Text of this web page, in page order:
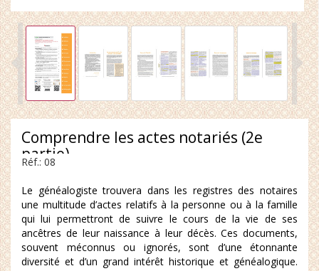
Comprendre les actes notariés (2e
partie)
Réf.: 08
Le généalogiste trouvera dans les registres des notaires
une multitude d’actes relatifs à la personne ou à la famille
qui lui permettront de suivre le cours de la vie de ses
ancêtres de leur naissance à leur décès. Ces documents,
souvent méconnus ou ignorés, sont d’une étonnante
diversité et d’un grand intérêt historique et généalogique.